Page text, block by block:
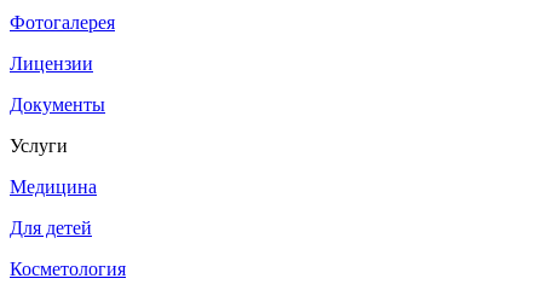
Фотогалерея
Лицензии
Документы
Услуги
Медицина
Для детей
Косметология